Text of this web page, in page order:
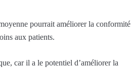
pourrait améliorer la conformité
aux patients.
car il a le potentiel d’améliorer la